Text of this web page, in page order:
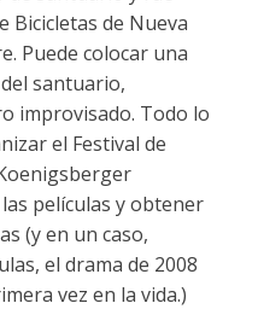
Bicicletas de Nueva
Puede colocar una
santuario,
improvisado. Todo lo
el Festival de
películas y obtener
(y en un caso,
el drama de 2008
vez en la vida.)